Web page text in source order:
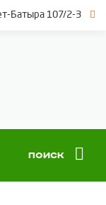
Батыра 107/2-3
Поиск